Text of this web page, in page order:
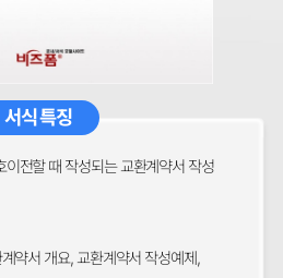
서식 특징
이전할 때 작성되는 교환계약서 작성
약서 개요, 교환계약서 작성예제,